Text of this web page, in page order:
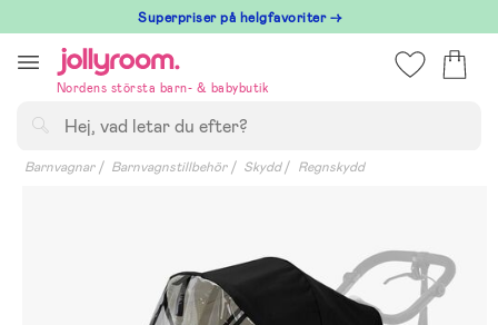
till
innehållet
Superpriser på helgfavoriter →
Nordens största barn- & babybutik
Barnvagnar Barnvagnstillbehör Skydd Regnskydd